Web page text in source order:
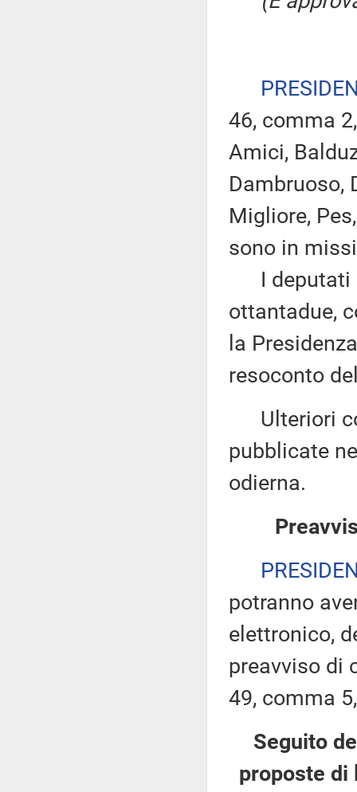
46, comma
Amici,
Dambruoso,
Migliore,
sono in
I deputati
ottantadue,
la
resoconto
Ulteriori
pubblicate
odierna.
potranno
elettronico,
preavviso di
49, comma
Seguito
proposte di